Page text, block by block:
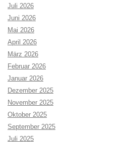
Juli 2026
Juni 2026
Mai 2026
April 2026
März 2026
Februar 2026
Januar 2026
Dezember 2025
November 2025
Oktober 2025
September 2025
Juli 2025